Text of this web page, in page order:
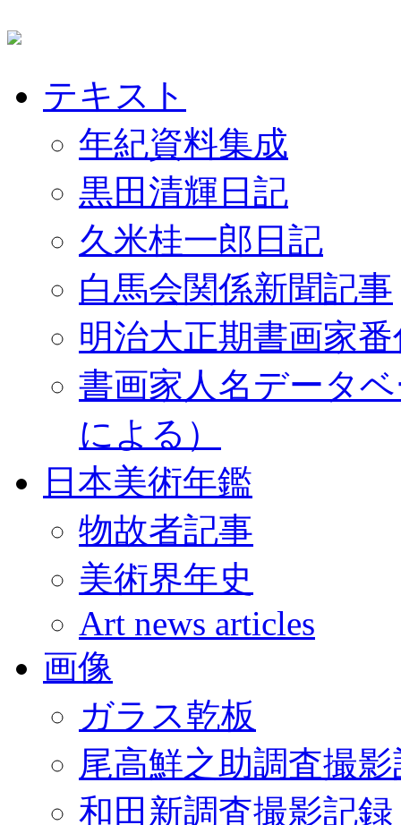
テキスト
年紀資料集成
黒田清輝日記
久米桂一郎日記
白馬会関係新聞記事
明治大正期書画家
書画家人名データ
による）
日本美術年鑑
物故者記事
美術界年史
Art news articles
画像
ガラス乾板
尾高鮮之助調査撮
和田新調査撮影記録